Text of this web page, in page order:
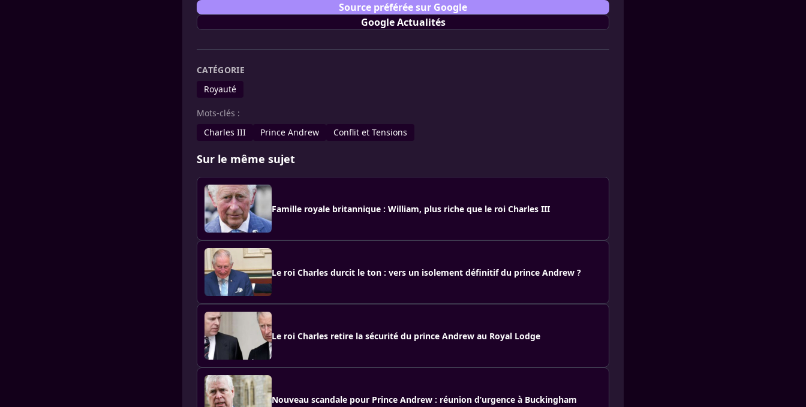
Source préférée sur Google
Google Actualités
CATÉGORIE
Royauté
Mots-clés :
Charles III
Prince Andrew Conflit et Tensions
Sur le même sujet
Famille royale britannique : William, plus riche que le roi Charles III
Le roi Charles durcit le ton : vers un isolement définitif du prince Andrew ?
Le roi Charles retire la sécurité du prince Andrew au Royal Lodge
Nouveau scandale pour Prince Andrew : réunion d’urgence à Buckingham